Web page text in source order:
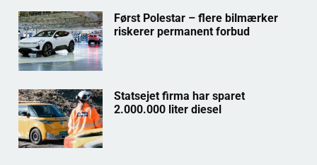
Først Polestar – flere bilmærker
riskerer permanent forbud
Statsejet firma har sparet
2.000.000 liter diesel